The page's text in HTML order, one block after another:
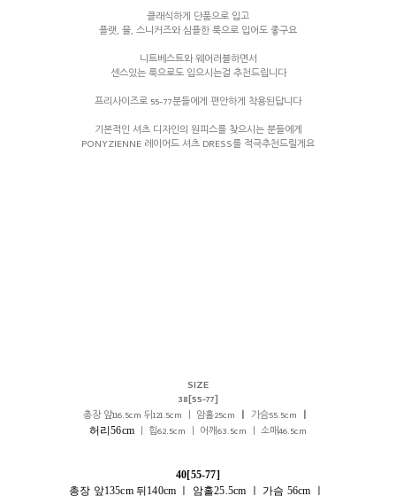
클래식하게 단품으로 입고
플랫, 뮬, 스니커즈와 심플한 룩으로 입어도 좋구요
니트베스트와 웨어러블하면서
센스있는 룩으로도 입으시는걸 추천드립니다
프리사이즈로 55-77분들에게 편안하게 착용된답니다
기본적인 셔츠 디자인의 원피스를 찾으시는 분들에게
PONYZIENNE 레이어드 셔츠 DRESS를 적극추천드릴게요
SIZE
38[55-77]
총장 앞116.5cm 뒤121.5cm ㅣ 암홀25cm
ㅣ 가슴55.5cm
ㅣ
허리56cm ㅣ 힙62.5cm ㅣ 어깨63.5cm ㅣ 소매46.5cm
40[55-77]
총장 앞135cm 뒤140cm ㅣ 암홀25.5cm
ㅣ 가슴 56cm ㅣ